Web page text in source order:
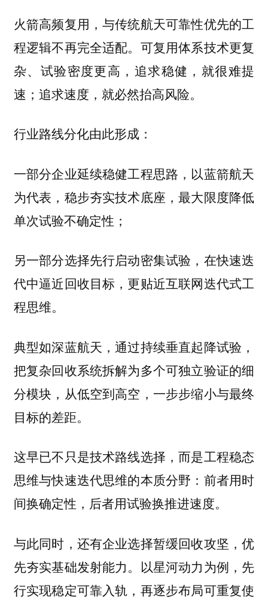
火箭高频复用，与传统航天可靠性优先的工
程逻辑不再完全适配。可复用体系技术更复
杂、试验密度更高，追求稳健，就很难提
速；追求速度，就必然抬高风险。
行业路线分化由此形成：
一部分企业延续稳健工程思路，以蓝箭航天
为代表，稳步夯实技术底座，最大限度降低
单次试验不确定性；
另一部分选择先行启动密集试验，在快速迭
代中逼近回收目标，更贴近互联网迭代式工
程思维。
典型如深蓝航天，通过持续垂直起降试验，
把复杂回收系统拆解为多个可独立验证的细
分模块，从低空到高空，一步步缩小与最终
目标的差距。
这早已不只是技术路线选择，而是工程稳态
思维与快速迭代思维的本质分野 ：前者用时
间换确定性，后者用试验换推进速度。
与此同时，还有企业选择暂缓回收攻坚，优
先夯实基础发射能力。以星河动力为例，先
行实现稳定可靠入轨，再逐步布局可重复使